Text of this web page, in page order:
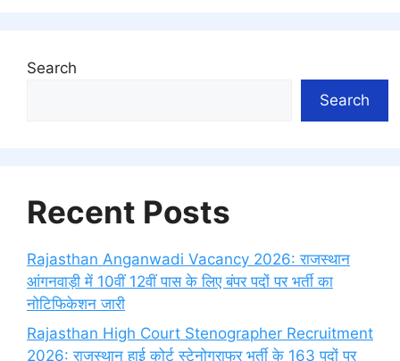
Search
Search
Recent Posts
Rajasthan Anganwadi Vacancy 2026: राजस्थान
आंगनवाड़ी में 10वीं 12वीं पास के लिए बंपर पदों पर भर्ती का
नोटिफिकेशन जारी
Rajasthan High Court Stenographer Recruitment
2026: राजस्थान हाई कोर्ट स्टेनोग्राफर भर्ती के 163 पदों पर